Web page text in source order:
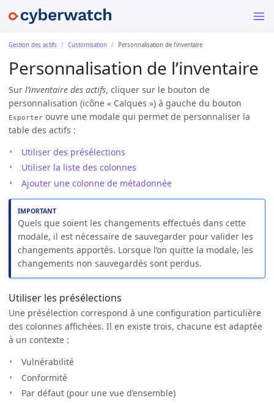
Gestion des actifs Customisation Personnalisation de l'inventaire
Personnalisation de l’inventaire
Sur l’inventaire des actifs, cliquer sur le bouton de
personnalisation (icône « Calques ») à gauche du bouton
Exporter ouvre une modale qui permet de personnaliser la
table des actifs :
Utiliser des présélections
Utiliser la liste des colonnes
Ajouter une colonne de métadonnée
Quels que soient les changements effectués dans cette
modale, il est nécessaire de sauvegarder pour valider les
changements apportés. Lorsque l’on quitte la modale, les
changements non sauvegardés sont perdus.
Utiliser les présélections
Une présélection correspond à une configuration particulière
des colonnes affichées. Il en existe trois, chacune est adaptée
à un contexte :
Vulnérabilité
Conformité
Par défaut (pour une vue d’ensemble)